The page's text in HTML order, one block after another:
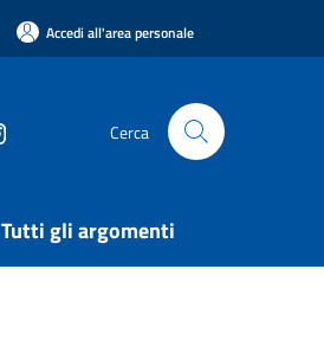
Accedi all'area personale
Cerca
Tutti gli argomenti